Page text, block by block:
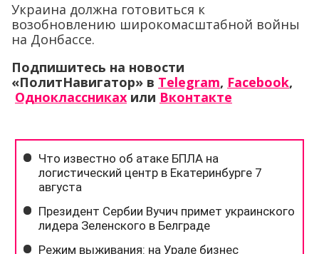
Украина должна готовиться к
возобновлению широкомасштабной войны
на Донбассе.
Подпишитесь на новости
«ПолитНавигатор» в Telegram, Facebook,
Одноклассниках или Вконтакте